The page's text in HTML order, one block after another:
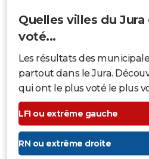
Quelles villes du
voté...
Les résultats des
partout dans le Jura.
qui ont le plus voté le plus
LFI ou extrême gauche
RN ou extrême droite